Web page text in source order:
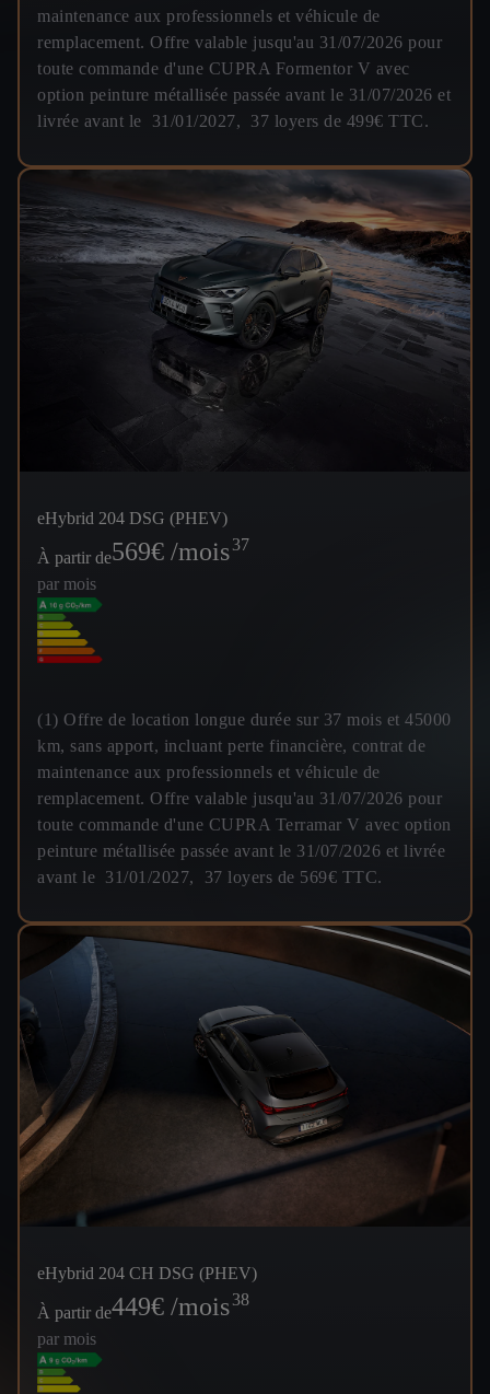
maintenance aux professionnels et véhicule de
remplacement. Offre valable jusqu'au 31/07/2026 pour
toute commande d'une CUPRA Formentor V avec
option peinture métallisée passée avant le 31/07/2026 et
livrée avant le 31/01/2027, 37 loyers de 499€ TTC.
eHybrid 204 DSG (PHEV)
À partir de569€ /mois37
par mois
(1) Offre de location longue durée sur 37 mois et 45000
km, sans apport, incluant perte financière, contrat de
maintenance aux professionnels et véhicule de
remplacement. Offre valable jusqu'au 31/07/2026 pour
toute commande d'une CUPRA Terramar V avec option
peinture métallisée passée avant le 31/07/2026 et livrée
avant le 31/01/2027, 37 loyers de 569€ TTC.
eHybrid 204 CH DSG (PHEV)
À partir de449€ /mois38
par mois